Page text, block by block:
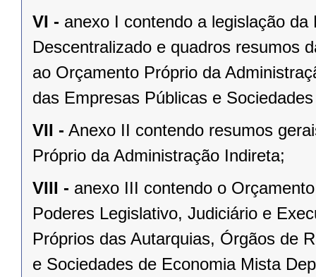
VI - anexo I contendo a legislação
Descentralizado e quadros resumos
ao Orçamento Próprio da
das Empresas Públicas e
VII - Anexo II contendo resumos
Próprio da Administração Indireta;
VIII - anexo III contendo o
Poderes Legislativo, Judiciário e
Próprios das Autarquias, Órgãos de
e Sociedades de Economia Mista